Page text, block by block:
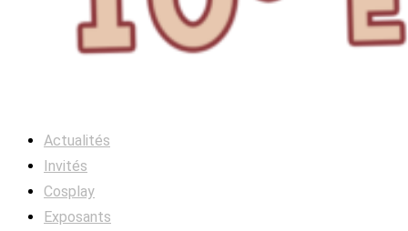
Actualités
Invités
Cosplay
Exposants